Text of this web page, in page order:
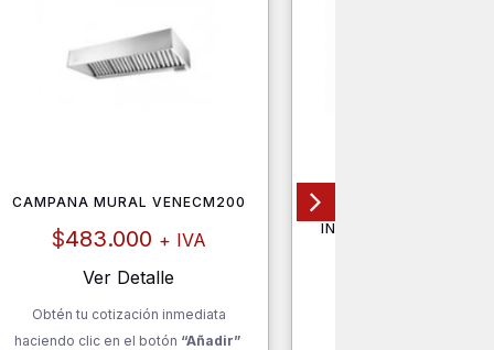
CAMPANA MURAL VENECM200
$483.000 + IVA
Ver Detalle
Obtén tu cotización inmediata
haciendo clic en el botón “Añadir”
MESÓN DE TRABAJO
INOXIDABLE 2WT906